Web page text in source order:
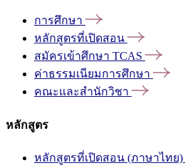
การศึกษา
หลักสูตรที่เปิดสอน
สมัครเข้าศึกษา TCAS
ค่าธรรมเนียมการศึกษา
คณะและสำนักวิชา
หลักสูตร
หลักสูตรที่เปิดสอน (ภาษาไทย)